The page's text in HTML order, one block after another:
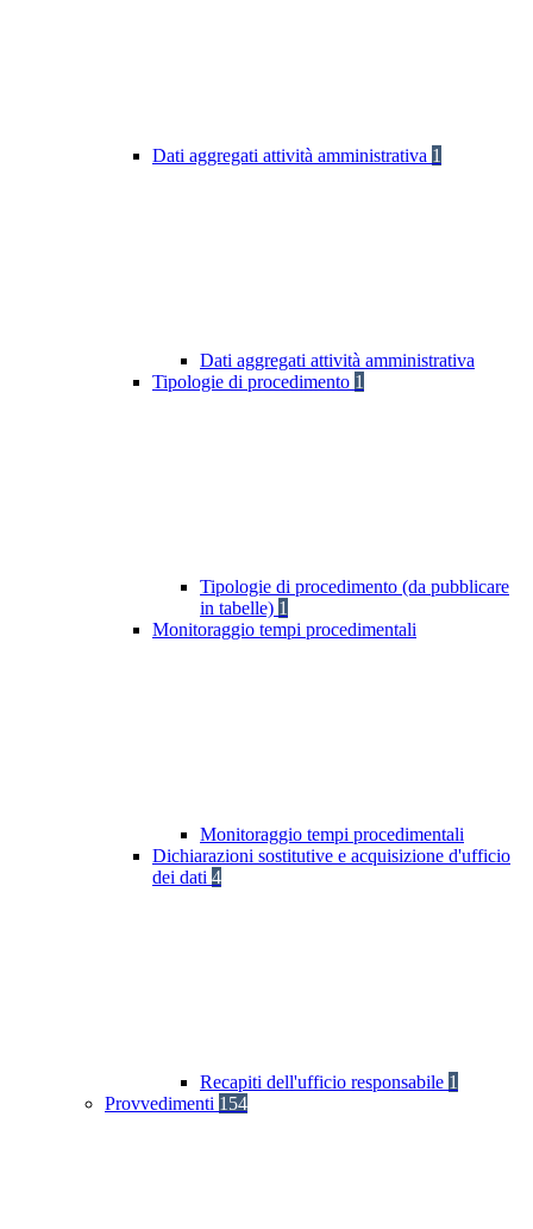
Dati aggregati attività amministrativa 1
Dati aggregati attività amministrativa
Tipologie di procedimento 1
Tipologie di procedimento (da pubblicare
in tabelle) 1
Monitoraggio tempi procedimentali
Monitoraggio tempi procedimentali
Dichiarazioni sostitutive e acquisizione d'ufficio
dei dati 4
Recapiti dell'ufficio responsabile 1
Provvedimenti 154